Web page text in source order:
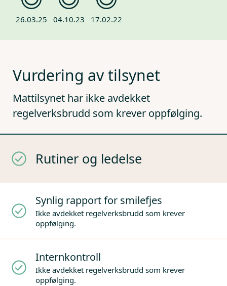
26.03.25 04.10.23 17.02.22
Vurdering av tilsynet
Mattilsynet har ikke avdekket
regelverksbrudd som krever oppfølging.
Rutiner og ledelse
Synlig rapport for smilefjes
Ikke avdekket regelverksbrudd som krever
oppfølging.
Internkontroll
Ikke avdekket regelverksbrudd som krever
oppfølging.